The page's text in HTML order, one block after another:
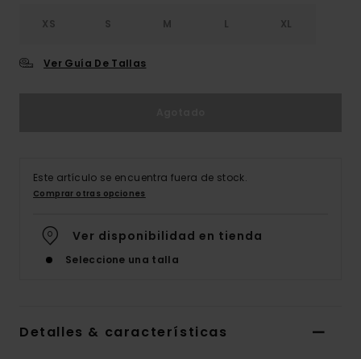
XS S M L XL
Ver Guía De Tallas
Este artículo se encuentra fuera de stock.
Comprar otras opciones
Ver disponibilidad en tienda
Seleccione una talla
Detalles & características